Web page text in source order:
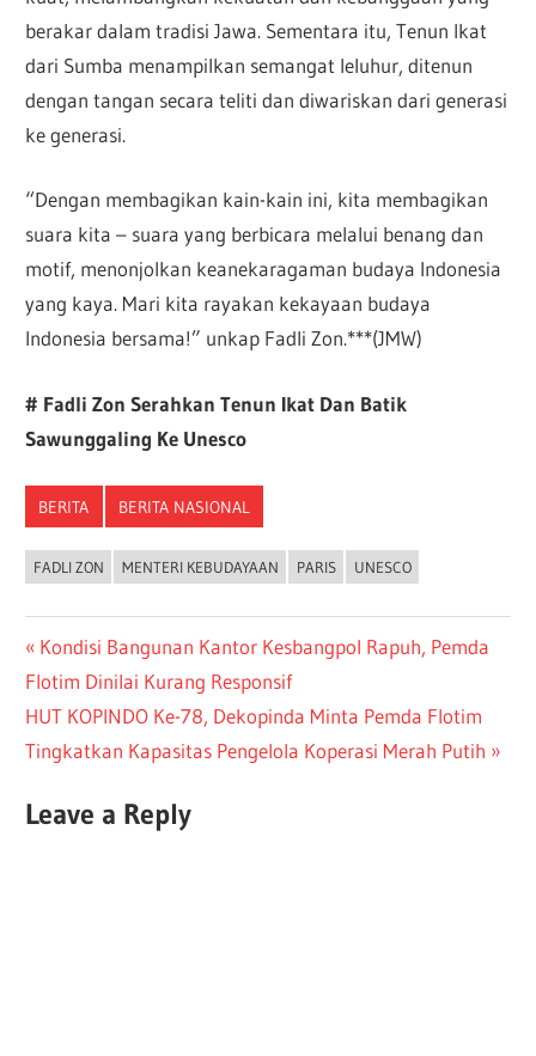
berakar dalam tradisi Jawa. Sementara itu, Tenun Ikat
dari Sumba menampilkan semangat leluhur, ditenun
dengan tangan secara teliti dan diwariskan dari generasi
ke generasi.
“Dengan membagikan kain-kain ini, kita membagikan
suara kita – suara yang berbicara melalui benang dan
motif, menonjolkan keanekaragaman budaya Indonesia
yang kaya. Mari kita rayakan kekayaan budaya
Indonesia bersama!” unkap Fadli Zon.***(JMW)
# Fadli Zon Serahkan Tenun Ikat Dan Batik
Sawunggaling Ke Unesco
BERITA BERITA NASIONAL
FADLI ZON MENTERI KEBUDAYAAN PARIS UNESCO
Kondisi Bangunan Kantor Kesbangpol Rapuh, Pemda
Flotim Dinilai Kurang Responsif
HUT KOPINDO Ke-78, Dekopinda Minta Pemda Flotim
Tingkatkan Kapasitas Pengelola Koperasi Merah Putih
Leave a Reply